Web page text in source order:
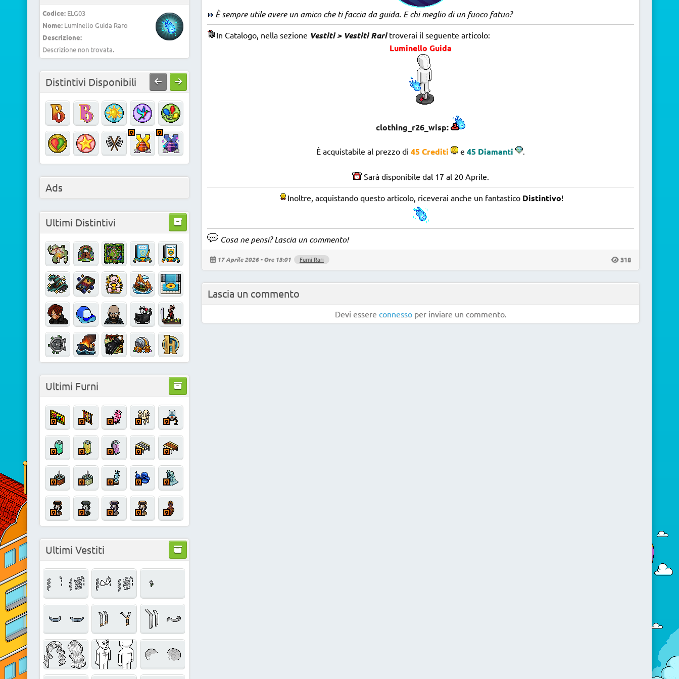
È sempre utile avere un amico che ti faccia da guida. E chi meglio di un fuoco fatuo?
In Catalogo, nella sezione Vestiti > Vestiti Rari troverai il seguente articolo:
Luminello Guida
clothing_r26_wisp:
È acquistabile al prezzo di45 Crediti e45 Diamanti
Sarà disponibile dal 17 al 20 Aprile.
Inoltre, acquistando questo articolo, riceverai anche un fantastico Distintivo!
Cosa ne pensi? Lascia un commento!
17 Aprile 2026 - Ore 13:01 Furni Rari 318
Lascia un commento
Devi essere connessoper inviare un commento.
Codice:ELG03
Nome: Luminello Guida Raro
Descrizione:
Descrizione non trovata.
Distintivi Disponibili
Ads
Ultimi Distintivi
Ultimi Furni
Ultimi Vestiti